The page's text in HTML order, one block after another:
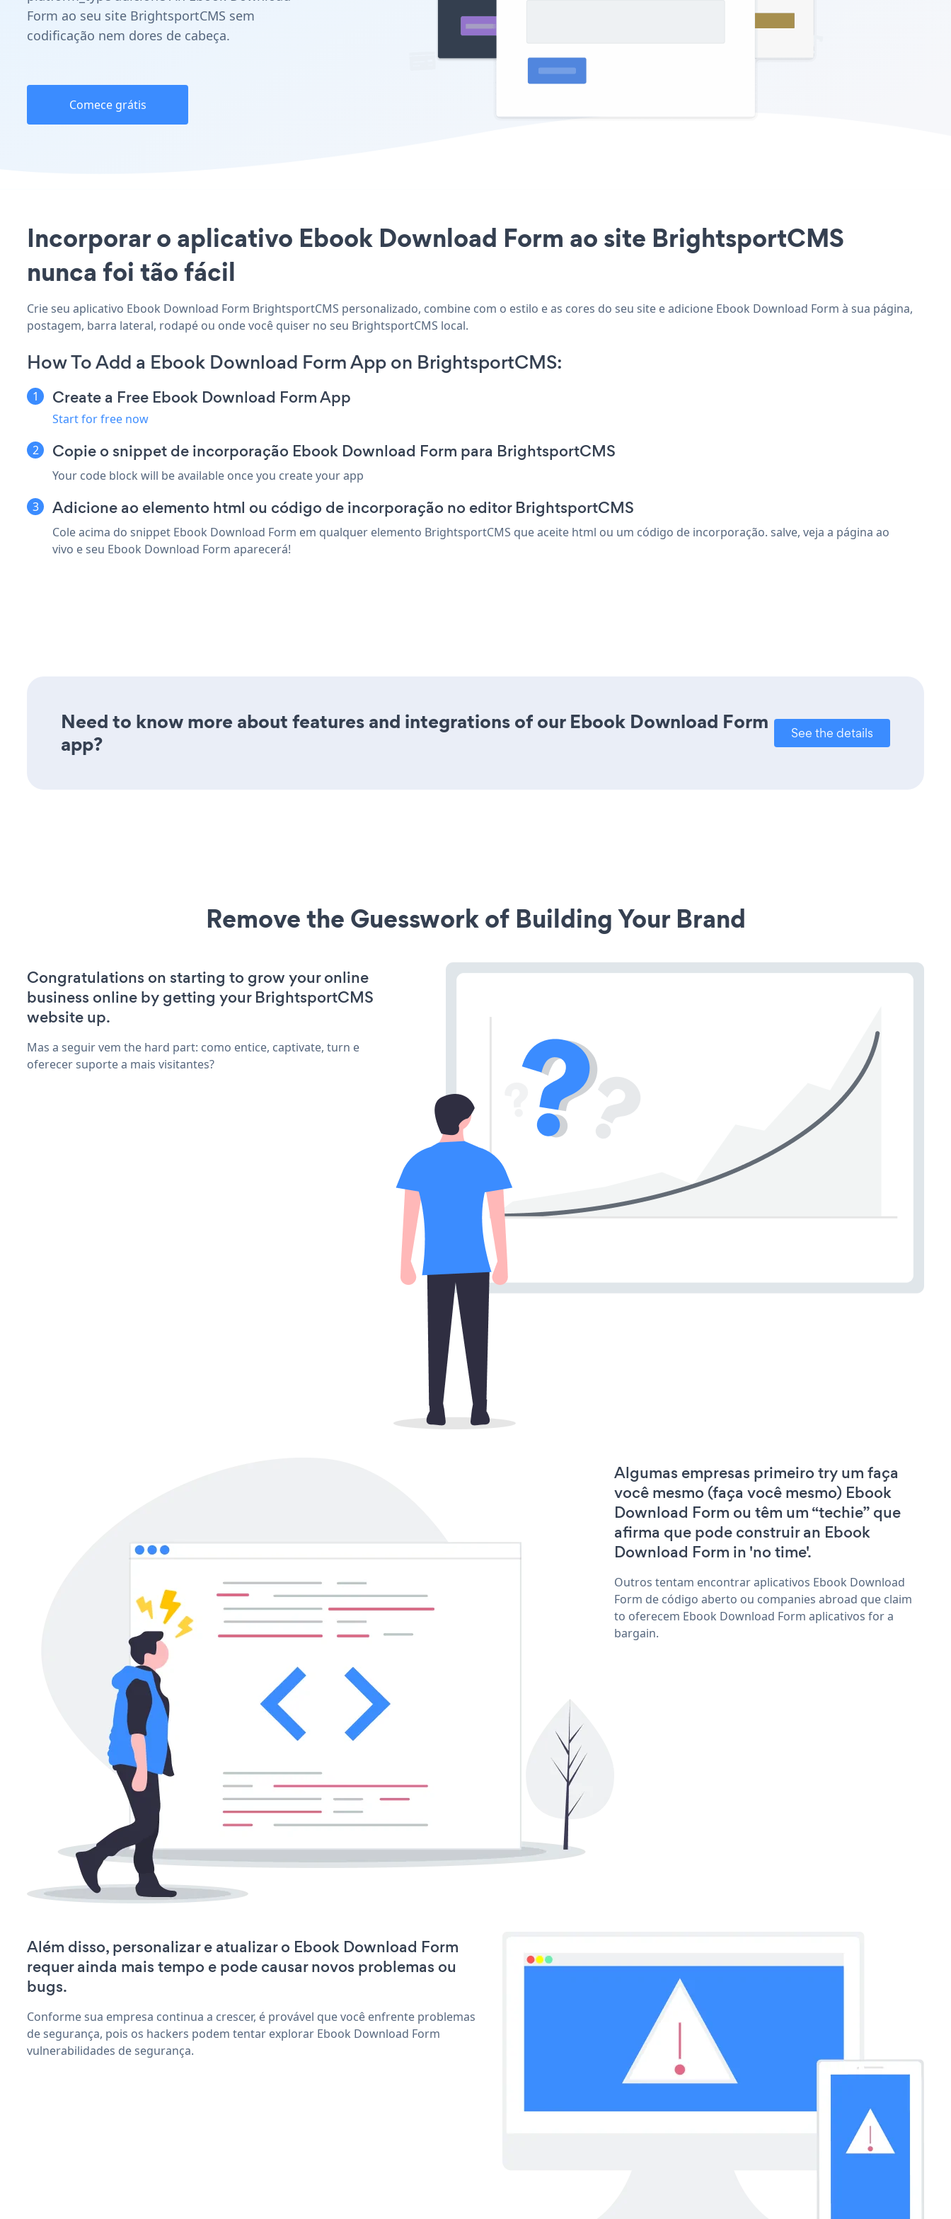
Form ao seu site BrightsportCMS sem
codificação nem dores de cabeça.
Comece grátis
Incorporar o aplicativo Ebook Download Form ao site BrightsportCMS
nunca foi tão fácil
Crie seu aplicativo Ebook Download Form BrightsportCMS personalizado, combine com o estilo e as cores do seu site e adicione Ebook Download Form à sua página,
postagem, barra lateral, rodapé ou onde você quiser no seu BrightsportCMS local.
How To Add a Ebook Download Form App on BrightsportCMS:
Create a Free Ebook Download Form App
Start for free now
Copie o snippet de incorporação Ebook Download Form para BrightsportCMS
Your code block will be available once you create your app
Adicione ao elemento html ou código de incorporação no editor BrightsportCMS
Cole acima do snippet Ebook Download Form em qualquer elemento BrightsportCMS que aceite html ou um código de incorporação. salve, veja a página ao
vivo e seu Ebook Download Form aparecerá!
Need to know more about features and integrations of our Ebook Download Form
app?
See the details
Remove the Guesswork of Building Your Brand
Congratulations on starting to grow your online
business online by getting your BrightsportCMS
website up.
Mas a seguir vem the hard part: como entice, captivate, turn e
oferecer suporte a mais visitantes?
Algumas empresas primeiro try um faça
você mesmo (faça você mesmo) Ebook
Download Form ou têm um “techie” que
afirma que pode construir an Ebook
Download Form in 'no time'.
Outros tentam encontrar aplicativos Ebook Download
Form de código aberto ou companies abroad que claim
to oferecem Ebook Download Form aplicativos for a
bargain.
Além disso, personalizar e atualizar o Ebook Download Form
requer ainda mais tempo e pode causar novos problemas ou
bugs.
Conforme sua empresa continua a crescer, é provável que você enfrente problemas
de segurança, pois os hackers podem tentar explorar Ebook Download Form
vulnerabilidades de segurança.